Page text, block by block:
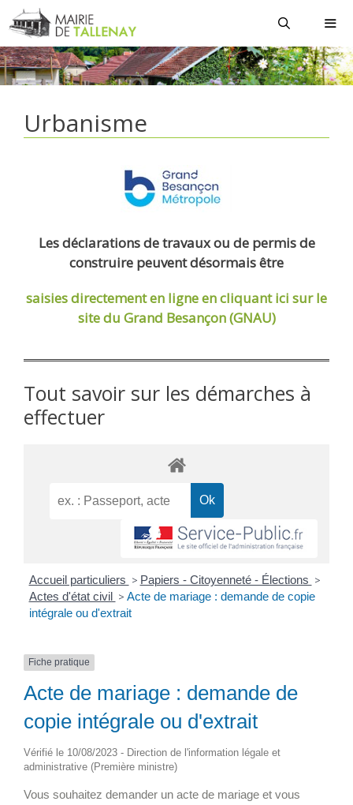
Aller
au
contenu
Urbanisme
Les déclarations de travaux ou de permis de
construire peuvent désormais être
saisies directement en ligneen cliquant ici sur le
site du Grand Besançon (GNAU)
Tout savoir sur les démarches à
effectuer
Accueil particuliers > Papiers - Citoyenneté - Élections >
Actes d'état civil > Acte de mariage : demande de copie
intégrale ou d'extrait
Fiche pratique
Acte de mariage : demande de
copie intégrale ou d'extrait
Vérifié le 10/08/2023 - Direction de l'information légale et
administrative (Première ministre)
Vous souhaitez demander un acte de mariage et vous